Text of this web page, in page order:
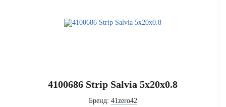
4100686 Strip Salvia 5x20x0.8
Бренд: 41zero42